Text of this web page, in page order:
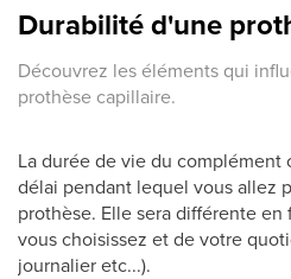
Durabilité d'une
Découvrez les éléments qui
prothèse capillaire.
La durée de vie du complément
délai pendant lequel vous allez
prothèse. Elle sera différente
vous choisissez et de votre
journalier etc...).